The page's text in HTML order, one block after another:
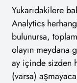
Yukarıdakilere
Analytics
bulunursa,
olayın meydana
ay içinde sizden
(varsa)